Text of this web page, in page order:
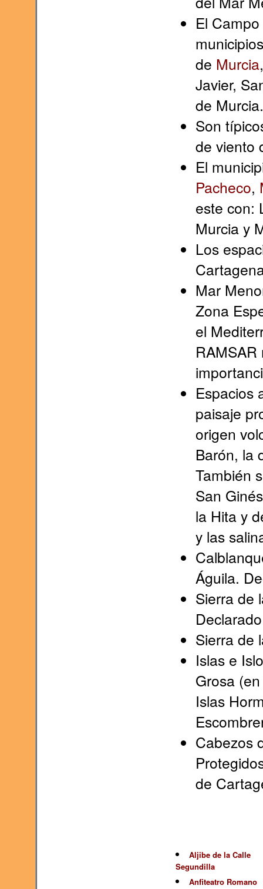
El
de Murcia
Javier,
de Murcia.
Son
de viento
El
Pacheco,
este con:
Murcia y
Los
Mar
Zona
el
Espacios
paisaje
origen
Barón, la
También
San
la Hita y
y las
Águila.
Sierra de
Sierra de
Islas e
Grosa
Islas
Cabezos
de
Aljibe de la Calle
Segundilla
Anfiteatro Romano